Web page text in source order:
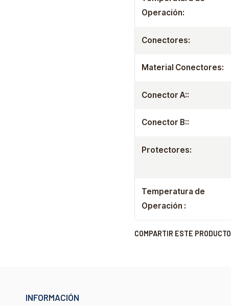
Operación:
Conectores:
Material Conectores:
Conector A::
Conector B::
Protectores:
Temperatura de
Operación :
COMPARTIR ESTE PRODUCTO
INFORMACIÓN